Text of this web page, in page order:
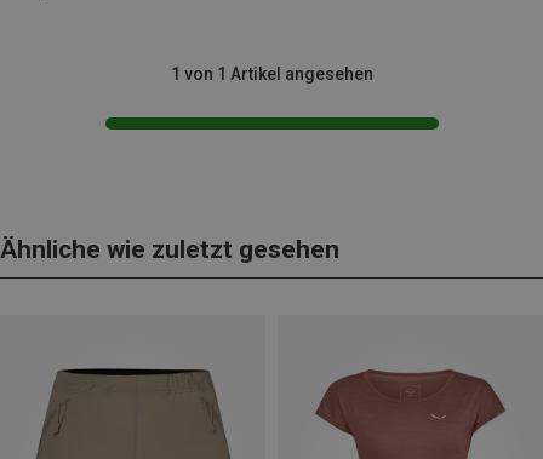
1 von 1 Artikel angesehen
Ähnliche wie zuletzt gesehen